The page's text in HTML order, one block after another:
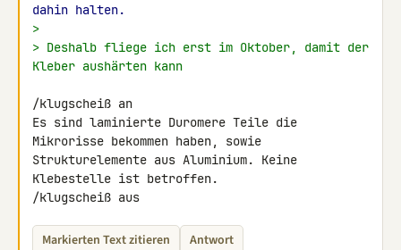
dahin halten.
>
> Deshalb fliege ich erst im Oktober, damit der
Kleber aushärten kann
/klugscheiß an
Es sind laminierte Duromere Teile die
Mikrorisse bekommen haben, sowie
Strukturelemente aus Aluminium. Keine
Klebestelle ist betroffen.
/klugscheiß aus
Markierten Text zitieren Antwort